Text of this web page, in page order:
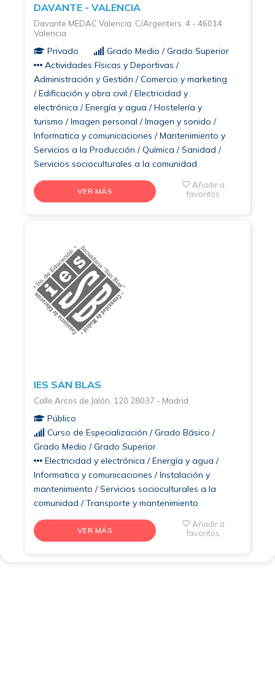
DAVANTE - VALENCIA
Davante MEDAC Valencia. C/Argenters, 4 - 46014
Valencia
Privado
Grado Medio / Grado Superior
Actividades Físicas y Deportivas /
Administración y Gestión / Comercio y marketing
/ Edificación y obra civil / Electricidad y
electrónica / Energía y agua / Hostelería y
turismo / Imagen personal / Imagen y sonido /
Informatica y comunicaciones / Mantenimiento y
Servicios a la Producción / Química / Sanidad /
Servicios socioculturales a la comunidad
VER MÁS
Añadir a
favoritos
IES SAN BLAS
Calle Arcos de Jalón, 120 28037 - Madrid
Público
Curso de Especialización / Grado Básico /
Grado Medio / Grado Superior
Electricidad y electrónica / Energía y agua /
Informatica y comunicaciones / Instalación y
mantenimiento / Servicios socioculturales a la
comunidad / Transporte y mantenimiento
VER MÁS
Añadir a
favoritos